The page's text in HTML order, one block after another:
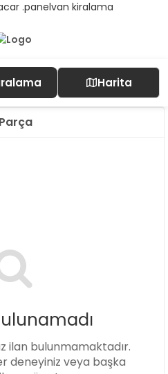
.panelvan kiralama
Harita
ilan bulunmamaktadır.
deneyiniz veya başka